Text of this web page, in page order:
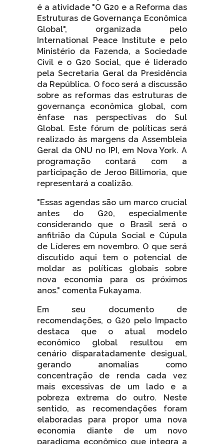
é a atividade "O G20 e a Reforma das
Estruturas de Governança Econômica
Global", organizada pelo
International Peace Institute e pelo
Ministério da Fazenda, a Sociedade
Civil e o G20 Social, que é liderado
pela Secretaria Geral da Presidência
da República. O foco será a discussão
sobre as reformas das estruturas de
governança econômica global, com
ênfase nas perspectivas do Sul
Global. Este fórum de políticas será
realizado às margens da Assembleia
Geral da ONU no IPI, em Nova York. A
programação contará com a
participação de Jeroo Billimoria, que
representará a coalizão.
"Essas agendas são um marco crucial
antes do G20, especialmente
considerando que o Brasil será o
anfitrião da Cúpula Social e Cúpula
de Líderes em novembro. O que será
discutido aqui tem o potencial de
moldar as políticas globais sobre
nova economia para os próximos
anos." comenta Fukayama.
Em seu documento de
recomendações, o G20 pelo Impacto
destaca que o atual modelo
econômico global resultou em
cenário disparatadamente desigual,
gerando anomalias como
concentração de renda cada vez
mais excessivas de um lado e a
pobreza extrema do outro. Neste
sentido, as recomendações foram
elaboradas para propor uma nova
economia diante de um novo
paradigma econômico que integra a